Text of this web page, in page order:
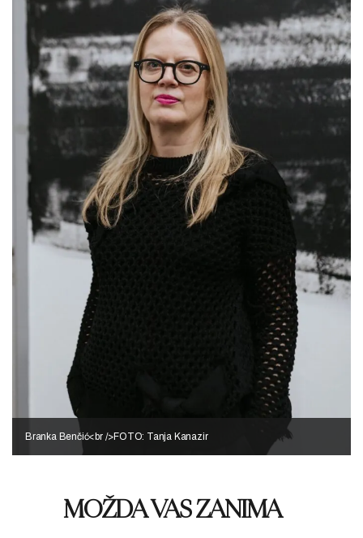
Branka Benčić<br />FOTO: Tanja Kanazir
MOŽDA VAS ZANIMA